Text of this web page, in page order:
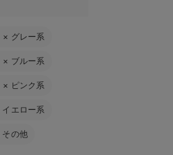
× グレー系
× ブルー系
× ピンク系
イエロー系
その他